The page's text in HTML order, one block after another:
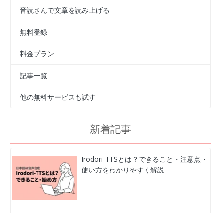
音読さんで文章を読み上げる
無料登録
料金プラン
記事一覧
他の無料サービスも試す
新着記事
Irodori-TTSとは？できること・注意点・
使い方をわかりやすく解説